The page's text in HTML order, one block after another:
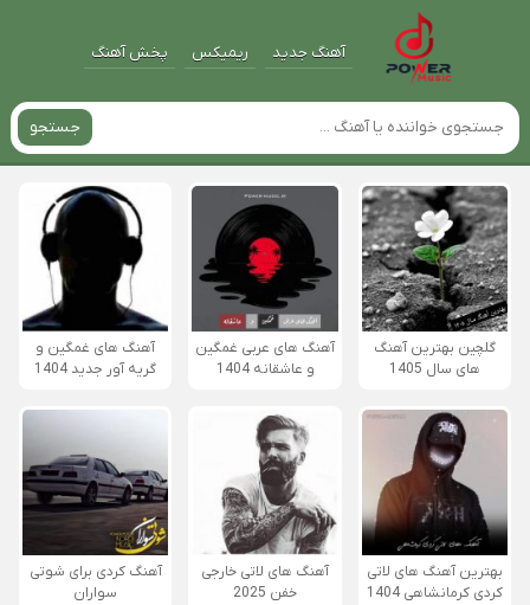
آهنگ جدید ریمیکس پخش آهنگ
جستجو
گلچین بهترین آهنگ
های سال 1405
آهنگ های عربی غمگین
و عاشقانه 1404
آهنگ های غمگین و
گریه آور جدید 1404
بهترین آهنگ های لاتی
کردی کرمانشاهی 1404
آهنگ های لاتی خارجی
خفن 2025
آهنگ کردی برای شوتی
سواران